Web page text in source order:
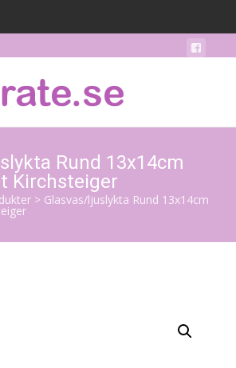
Rund 13x14cm
Kirchsteiger
> Glasvas/ljuslykta Rund 13x14cm